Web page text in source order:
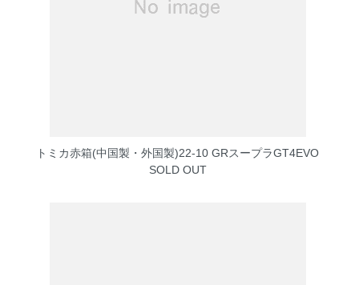
トミカ赤箱(中国製・外国製)22-10 GRスープラGT4EVO
SOLD OUT